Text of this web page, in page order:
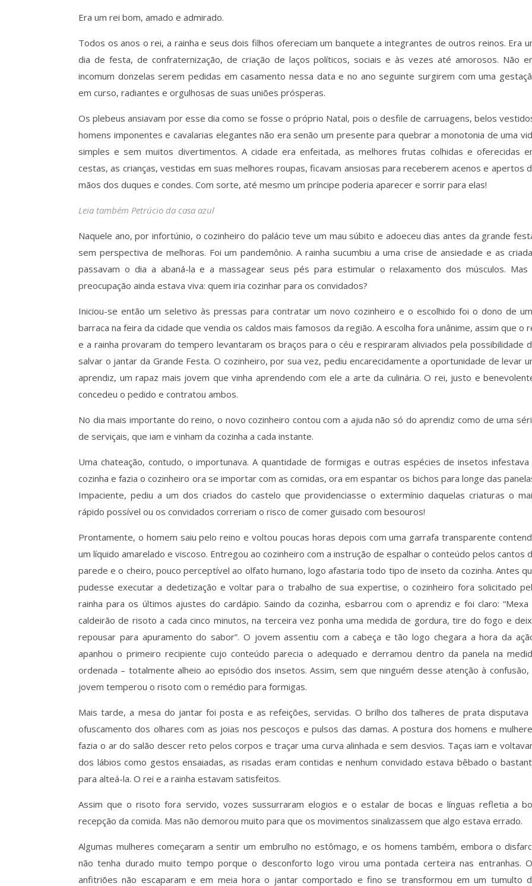
Era um rei bom, amado e admirado.
Todos os anos o rei, a rainha e seus dois filhos ofereciam um banquete a integrantes de outros reinos. Era
dia de festa, de confraternização, de criação de laços políticos, sociais e às vezes até amorosos. Não
incomum donzelas serem pedidas em casamento nessa data e no ano seguinte surgirem com uma
em curso, radiantes e orgulhosas de suas uniões prósperas.
Os plebeus ansiavam por esse dia como se fosse o próprio Natal, pois o desfile de carruagens, belos
homens imponentes e cavalarias elegantes não era senão um presente para quebrar a monotonia de uma
simples e sem muitos divertimentos. A cidade era enfeitada, as melhores frutas colhidas e oferecidas
cestas, as crianças, vestidas em suas melhores roupas, ficavam ansiosas para receberem acenos e apertos
mãos dos duques e condes. Com sorte, até mesmo um príncipe poderia aparecer e sorrir para elas!
Leia também Petrúcio da casa azul
Naquele ano, por infortúnio, o cozinheiro do palácio teve um mau súbito e adoeceu dias antes da grande
sem perspectiva de melhoras. Foi um pandemônio. A rainha sucumbiu a uma crise de ansiedade e as
passavam o dia a abaná-la e a massagear seus pés para estimular o relaxamento dos músculos. Mas
preocupação ainda estava viva: quem iria cozinhar para os convidados?
Iniciou-se então um seletivo às pressas para contratar um novo cozinheiro e o escolhido foi o dono de
barraca na feira da cidade que vendia os caldos mais famosos da região. A escolha fora unânime, assim que o
e a rainha provaram do tempero levantaram os braços para o céu e respiraram aliviados pela possibilidade
salvar o jantar da Grande Festa. O cozinheiro, por sua vez, pediu encarecidamente a oportunidade de levar
aprendiz, um rapaz mais jovem que vinha aprendendo com ele a arte da culinária. O rei, justo e
concedeu o pedido e contratou ambos.
No dia mais importante do reino, o novo cozinheiro contou com a ajuda não só do aprendiz como de uma
de serviçais, que iam e vinham da cozinha a cada instante.
Uma chateação, contudo, o importunava. A quantidade de formigas e outras espécies de insetos infestava
cozinha e fazia o cozinheiro ora se importar com as comidas, ora em espantar os bichos para longe das
Impaciente, pediu a um dos criados do castelo que providenciasse o extermínio daquelas criaturas o
rápido possível ou os convidados correriam o risco de comer guisado com besouros!
Prontamente, o homem saiu pelo reino e voltou poucas horas depois com uma garrafa transparente
um líquido amarelado e viscoso. Entregou ao cozinheiro com a instrução de espalhar o conteúdo pelos cantos
parede e o cheiro, pouco perceptível ao olfato humano, logo afastaria todo tipo de inseto da cozinha. Antes
pudesse executar a dedetização e voltar para o trabalho de sua expertise, o cozinheiro fora solicitado
rainha para os últimos ajustes do cardápio. Saindo da cozinha, esbarrou com o aprendiz e foi claro: “Mexa
caldeirão de risoto a cada cinco minutos, na terceira vez ponha uma medida de gordura, tire do fogo e
repousar para apuramento do sabor”. O jovem assentiu com a cabeça e tão logo chegara a hora da
apanhou o primeiro recipiente cujo conteúdo parecia o adequado e derramou dentro da panela na
ordenada – totalmente alheio ao episódio dos insetos. Assim, sem que ninguém desse atenção à confusão,
jovem temperou o risoto com o remédio para formigas.
Mais tarde, a mesa do jantar foi posta e as refeições, servidas. O brilho dos talheres de prata disputava
ofuscamento dos olhares com as joias nos pescoços e pulsos das damas. A postura dos homens e
fazia o ar do salão descer reto pelos corpos e traçar uma curva alinhada e sem desvios. Taças iam e
dos lábios como gestos ensaiadas, as risadas eram contidas e nenhum convidado estava bêbado o
para alteá-la. O rei e a rainha estavam satisfeitos.
Assim que o risoto fora servido, vozes sussurraram elogios e o estalar de bocas e línguas refletia a
recepção da comida. Mas não demorou muito para que os movimentos sinalizassem que algo estava errado.
Algumas mulheres começaram a sentir um embrulho no estômago, e os homens também, embora o
não tenha durado muito tempo porque o desconforto logo virou uma pontada certeira nas entranhas.
anfitriões não escaparam e em meia hora o jantar comportado e fino se transformou em um tumulto